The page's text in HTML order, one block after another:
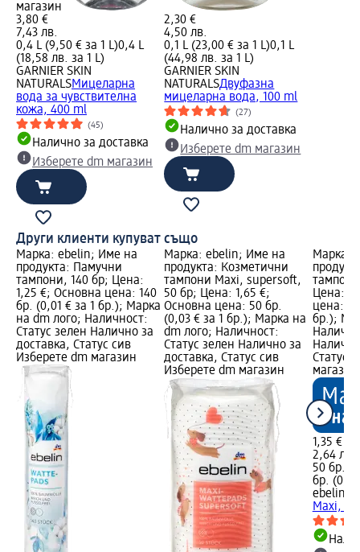
магазин
3,80 €
7,43 лв.
0,4 L (9,50 € за 1 L)0,4 L
(18,58 лв. за 1 L)
GARNIER SKIN
NATURALSМицеларна
вода за чувствителна
кожа, 400 ml
(45)
Налично за доставка
Изберете dm магазин
2,30 €
4,50 лв.
0,1 L (23,00 € за 1 L)0,1 L
(44,98 лв. за 1 L)
GARNIER SKIN
NATURALSДвуфазна
мицеларна вода, 100 ml
(27)
Налично за доставка
Изберете dm магазин
Други клиенти купуват също
Марка: ebelin; Име на
продукта: Памучни
тампони, 140 бр; Цена:
1,25 €; Основна цена: 140
бр. (0,01 € за 1 бр.); Марка
на dm лого; Наличност:
Статус зелен Налично за
доставка, Статус сив
Изберете dm магазин
Марка: ebelin; Име на
продукта: Козметични
тампони Maxi, supersoft,
50 бр; Цена: 1,65 €;
Основна цена: 50 бр.
(0,03 € за 1 бр.); Марка на
dm лого; Наличност:
Статус зелен Налично за
доставка, Статус сив
Изберете dm магазин
Марка:
Цена:
цена:
бр.);
Статус
магазин
1,35 €
2,64 лв.
50 бр.
бр.
ebelin
Maxi, 50